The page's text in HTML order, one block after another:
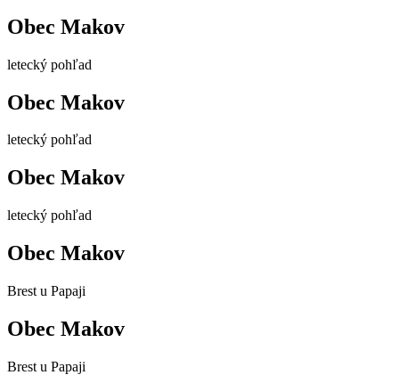
Obec Makov
letecký pohľad
Obec Makov
letecký pohľad
Obec Makov
letecký pohľad
Obec Makov
Brest u Papaji
Obec Makov
Brest u Papaji